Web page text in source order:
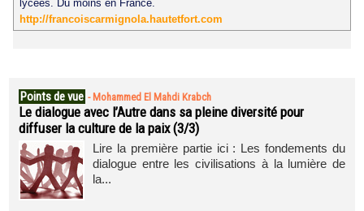
lycées. Du moins en France.
http://francoiscarmignola.hautetfort.com
Points de vue - Mohammed El Mahdi Krabch
Le dialogue avec l’Autre dans sa pleine diversité pour
diffuser la culture de la paix (3/3)
Lire la première partie ici : Les fondements du
dialogue entre les civilisations à la lumière de
la...